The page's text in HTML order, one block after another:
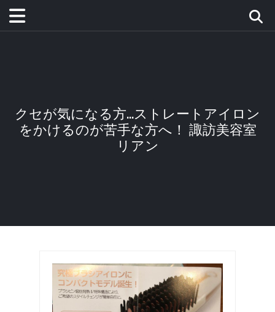
クセが気になる方…ストレートアイロン
をかけるのが苦手な方へ！ 諏訪美容室
リアン